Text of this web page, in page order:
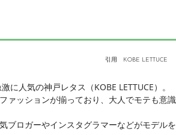
引用 KOBE LETTUCE
に人気の神戸レタス（KOBE LETTUCE）。
ァッションが揃っており、大人でモテも意
ブロガーやインスタグラマーなどがモデル